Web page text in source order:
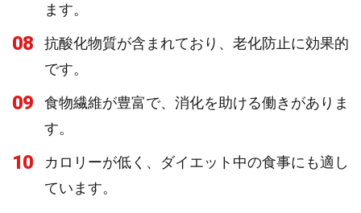
ます。
08
抗酸化物質が含まれており、老化防止に効果的
です。
09
食物繊維が豊富で、消化を助ける働きがありま
す。
10
カロリーが低く、ダイエット中の食事にも適し
ています。